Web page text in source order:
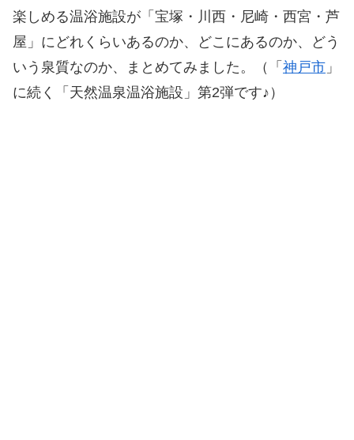
楽しめる温浴施設が「宝塚・川西・尼崎・西宮・芦
屋」にどれくらいあるのか、どこにあるのか、どう
いう泉質なのか、まとめてみました。（「 神戸市 」
に続く「天然温泉温浴施設」第2弾です♪）